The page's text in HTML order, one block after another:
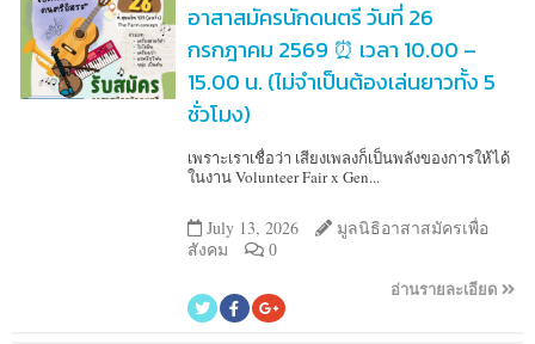
อาสาสมัครนักดนตรี วันที่ 26
กรกฎาคม 2569 ⏰ เวลา 10.00 –
15.00 น. (ไม่จำเป็นต้องเล่นยาวทั้ง 5
ชั่วโมง)
เพราะเราเชื่อว่า เสียงเพลงก็เป็นพลังของการให้ได้
ในงาน Volunteer Fair x Gen...
July 13, 2026
มูลนิธิอาสาสมัครเพื่อ
สังคม
0
อ่านรายละเอียด